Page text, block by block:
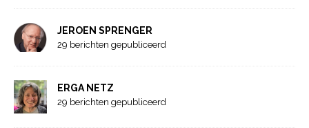
JEROEN SPRENGER
29 berichten gepubliceerd
ERGA NETZ
29 berichten gepubliceerd